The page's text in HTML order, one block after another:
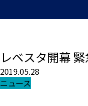
レベスタ開幕
2019.05.28
ニュース